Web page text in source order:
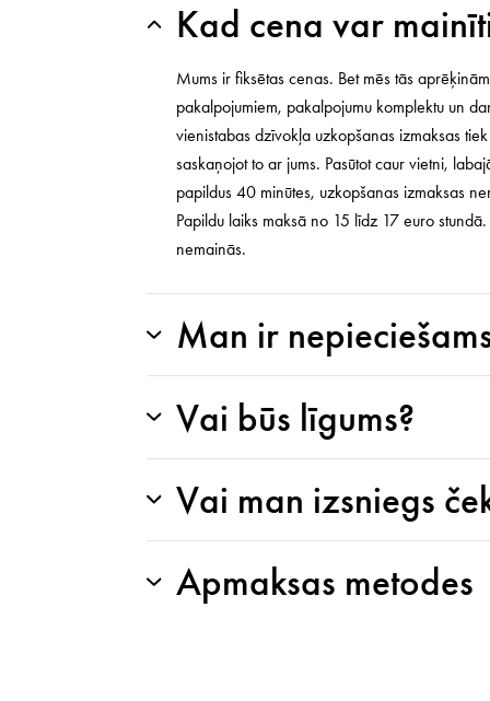
Kad cena var
Mums ir fiksētas cenas. Bet mēs tās
pakalpojumiem, pakalpojumu komplektu un
vienistabas dzīvokļa uzkopšanas izmaksas
saskaņojot to ar jums. Pasūtot caur vietni,
papildus 40 minūtes, uzkopšanas izmaksas
Papildu laiks maksā no 15 līdz 17 euro
nemainās.
Man ir
Vai būs līgums?
Vai man izsniegs
Apmaksas metodes